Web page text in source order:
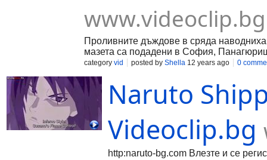
www.videoclip.bg
Проливните дъждове в сряда
мазета са подадени в София,
category vid posted by Shella 12 years ago 0
Naruto
Videoclip.bg
http:naruto-bg.com Влезте и се